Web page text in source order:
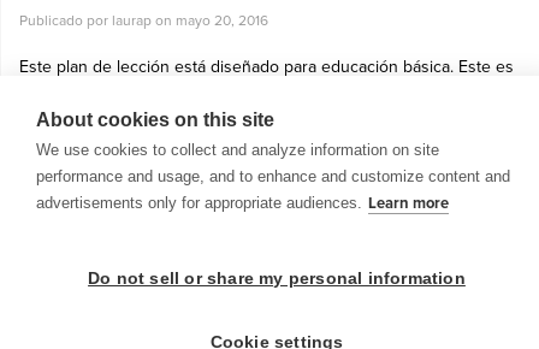
Publicado por laurap on mayo 20, 2016
Este plan de lección está diseñado para educación básica. Este es
renovables....
Ver más »
About cookies on this site
We use cookies to collect and analyze information on site
performance and usage, and to enhance and customize content and
advertisements only for appropriate audiences. Learn more
Do not sell or share my personal information
Cookie settings